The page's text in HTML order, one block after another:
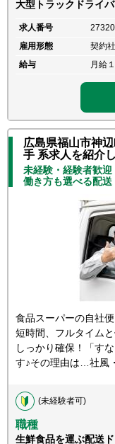
大型トラックドライ
求人番号
27320
雇用形態
契約
給与
月給
広島県福山市神
手 系求人を紹介
未経験・経験者歓迎
働き方も選べる配
食品スーパーの自社
短時間、フルタイム
しっかり確保！「す
す♪その理由は…社風
(未経験者可)
職種
生鮮食品を運ぶ配送